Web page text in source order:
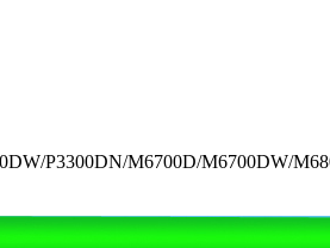
P3300DN/M6700D/M6700DW/